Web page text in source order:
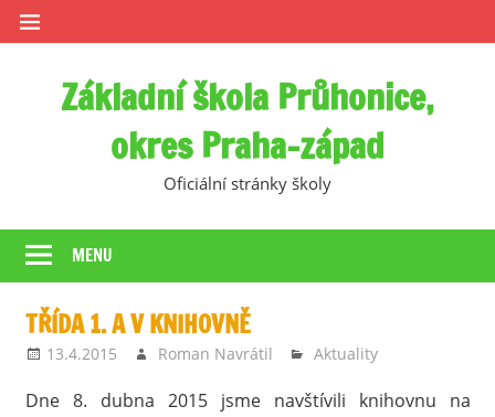
Skip
to
Základní škola Průhonice,
okres Praha-západ
Oficiální stránky školy
MENU
TŘÍDA 1. A V KNIHOVNĚ
13.4.2015 Roman Navrátil Aktuality
Dne 8. dubna 2015 jsme navštívili knihovnu na